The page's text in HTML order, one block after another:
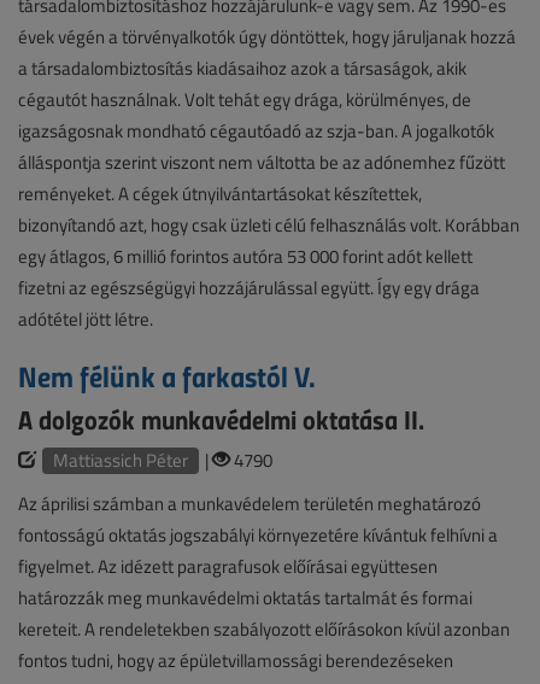
társadalombiztosításhoz hozzájárulunk-e vagy sem. Az 1990-es
évek végén a törvényalkotók úgy döntöttek, hogy járuljanak hozzá
a társadalombiztosítás kiadásaihoz azok a társaságok, akik
cégautót használnak. Volt tehát egy drága, körülményes, de
igazságosnak mondható cégautóadó az szja-ban. A jogalkotók
álláspontja szerint viszont nem váltotta be az adónemhez fűzött
reményeket. A cégek útnyilvántartásokat készítettek,
bizonyítandó azt, hogy csak üzleti célú felhasználás volt. Korábban
egy átlagos, 6 millió forintos autóra 53 000 forint adót kellett
fizetni az egészségügyi hozzájárulással együtt. Így egy drága
adótétel jött létre.
Nem félünk a farkastól V.
A dolgozók munkavédelmi oktatása II.
Mattiassich Péter |
4790
Az áprilisi számban a munkavédelem területén meghatározó
fontosságú oktatás jogszabályi környezetére kívántuk felhívni a
figyelmet. Az idézett paragrafusok előírásai együttesen
határozzák meg munkavédelmi oktatás tartalmát és formai
kereteit. A rendeletekben szabályozott előírásokon kívül azonban
fontos tudni, hogy az épületvillamossági berendezéseken